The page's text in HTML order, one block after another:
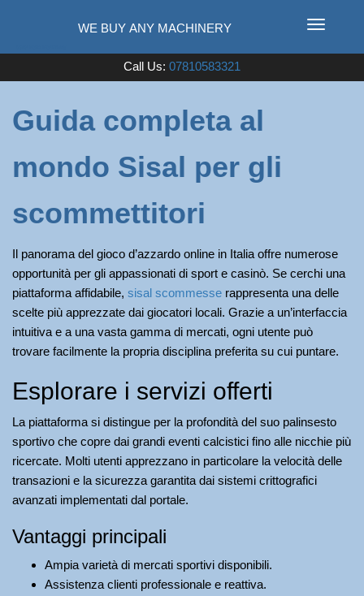
T
g
t
i
o
n
Call Us: 07810583321
Guida completa al
mondo Sisal per gli
scommettitori
Il panorama del gioco d’azzardo online in Italia offre numerose
opportunità per gli appassionati di sport e casinò. Se cerchi una
piattaforma affidabile, sisal scommesse rappresenta una delle
scelte più apprezzate dai giocatori locali. Grazie a un’interfaccia
intuitiva e a una vasta gamma di mercati, ogni utente può
trovare facilmente la propria disciplina preferita su cui puntare.
Esplorare i servizi offerti
La piattaforma si distingue per la profondità del suo palinsesto
sportivo che copre dai grandi eventi calcistici fino alle nicchie più
ricercate. Molti utenti apprezzano in particolare la velocità delle
transazioni e la sicurezza garantita dai sistemi crittografici
avanzati implementati dal portale.
Vantaggi principali
Ampia varietà di mercati sportivi disponibili.
Assistenza clienti professionale e reattiva.